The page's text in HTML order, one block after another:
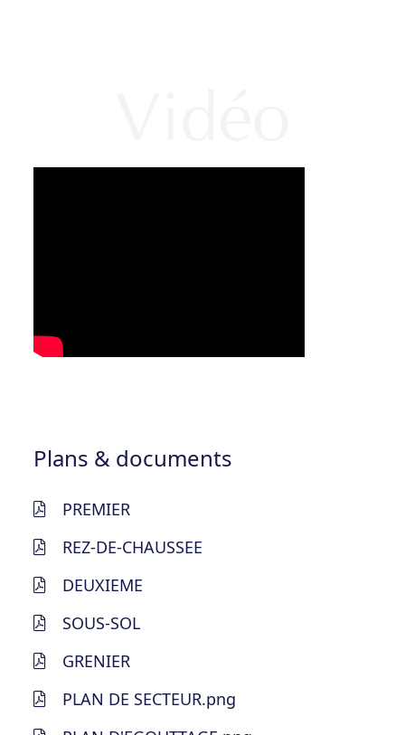
Plans & documents
PREMIER
REZ-DE-CHAUSSEE
DEUXIEME
SOUS-SOL
GRENIER
PLAN DE SECTEUR.png